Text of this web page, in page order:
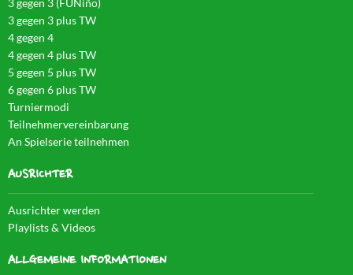
3 gegen 3 (FUNiño)
3 gegen 3 plus TW
4 gegen 4
4 gegen 4 plus TW
5 gegen 5 plus TW
6 gegen 6 plus TW
Turniermodi
Teilnehmervereinbarung
An Spielserie teilnehmen
AUSRICHTER
Ausrichter werden
Playlists & Videos
ALLGEMEINE INFORMATIONEN